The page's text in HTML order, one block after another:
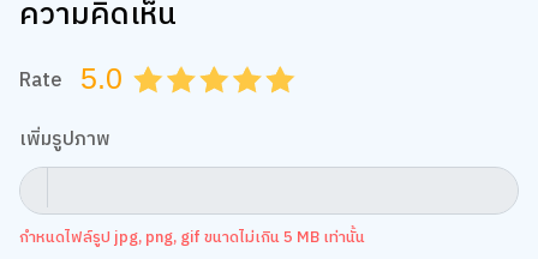
ความคิดเห็น
Rate 5.0 4.5
4.0
3.5
3.0
2.5
2.0
1.5
1.0
0.5
เพิ่มรูปภาพ
กำหนดไฟล์รูป jpg, png, gif ขนาดไม่เกิน 5 MB เท่านั้น